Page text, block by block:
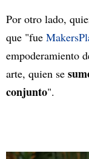
Por otro lado,
que "fue
empoderamiento
arte, quien se
conjunto".